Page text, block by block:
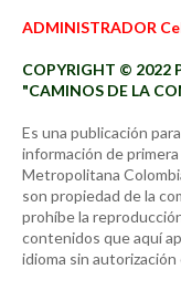
ADMINISTRADOR
COPYRIGHT © 2022
"CAMINOS DE LA
Es una publicación
información de
Metropolitana
son propiedad de la
prohíbe la
contenidos que aquí
idioma sin